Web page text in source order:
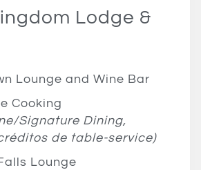
Lodge &
Lounge and Wine Bar
Cooking
Signature Dining,
de table-service)
Lounge